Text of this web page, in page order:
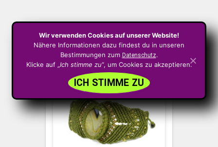
Ähnliche Produkte
Wir verwenden Cookies auf unserer Website!
Nähere Informationen dazu findest du in unseren
Bestimmungen zum Datenschutz.
Klicke auf „Ich stimme zu“, um Cookies zu akzeptieren.
ICH STIMME ZU